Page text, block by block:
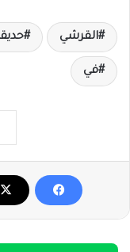
القرشي
في